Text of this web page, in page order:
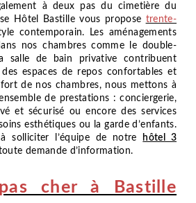
à deux pas du cimetière du
Hôtel Bastillevous propose trente-
contemporain. Les aménagements
nos chambres comme le double-
salle de bain privative contribuent
espaces de repos confortables et
de nos chambres, nous mettons à
de prestations : conciergerie,
et sécurisé ou encore des services
esthétiques ou la garde d’enfants.
solliciter l’équipe de notre
hôtel 3
demande d’information.
cher à Bastille